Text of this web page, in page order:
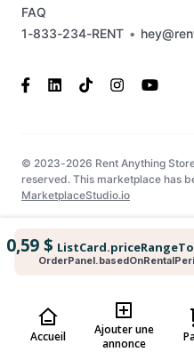
0,59 $ ListCard.priceRangeTo
Accueil
Ajouter une
annonce
1-833-234-RENT •
FAQ
© 2023-2026 Rent Anything
reserved. This marketplace has
MarketplaceStudio.io